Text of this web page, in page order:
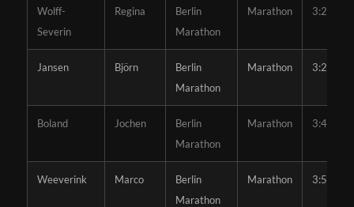
Wolff-
Severin
Regina
Berlin
Marathon
Marathon 3:25:52
Jansen Björn
Berlin
Marathon
Marathon 3:29:23
Boland Jochen
Berlin
Marathon
Marathon 3:45:31
Weeverink Marco
Berlin
Marathon
Marathon 3:52:15